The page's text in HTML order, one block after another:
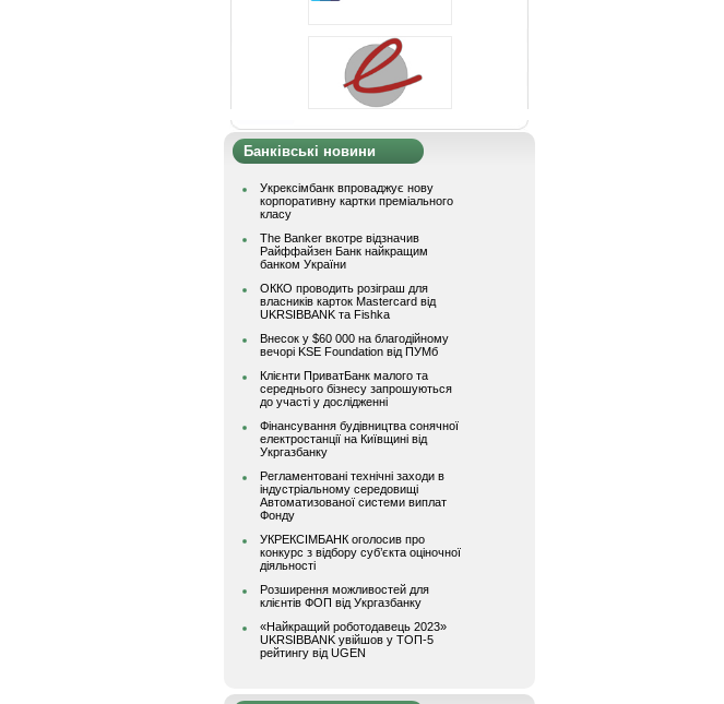
Банківські новини
Укрексімбанк впроваджує нову
корпоративну картки преміального
класу
The Banker вкотре відзначив
Райффайзен Банк найкращим
банком України
ОККО проводить розіграш для
власників карток Mastercard від
UKRSIBBANK та Fishka
Внесок у $60 000 на благодійному
вечорі KSE Foundation від ПУМб
Клієнти ПриватБанк малого та
середнього бізнесу запрошуються
до участі у дослідженні
Фінансування будівництва сонячної
електростанції на Київщині від
Укргазбанку
Регламентовані технічні заходи в
індустріальному середовищі
Автоматизованої системи виплат
Фонду
УКРЕКСІМБАНК оголосив про
конкурс з відбору суб’єкта оціночної
діяльності
Розширення можливостей для
клієнтів ФОП від Укргазбанку
«Найкращий роботодавець 2023»
UKRSIBBANK увійшов у ТОП-5
рейтингу від UGEN